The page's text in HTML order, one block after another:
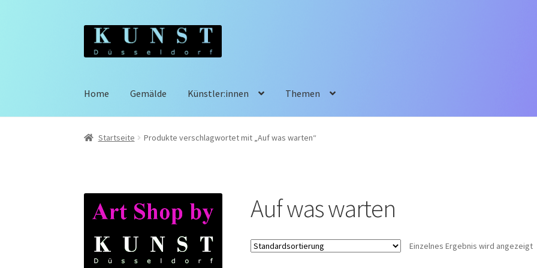
Zur
Navigation
springen
Zum
Inhalt
springen
Home Gemälde Künstler:innen Themen
Startseite Produkte verschlagwortet mit „Auf was warten“
Auf was warten
Einzelnes Ergebnis wird angezeigt